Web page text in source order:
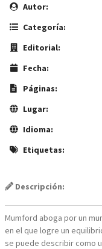
Autor:
Categoría:
Editorial:
Fecha:
Páginas:
Lugar:
Idioma:
Etiquetas:
Descripción:
Mumford aboga por un
en el que logre un
se puede describir como